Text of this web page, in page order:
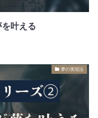
叶える
夢の実現法